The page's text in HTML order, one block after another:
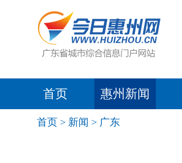
首页 惠州新闻
首页 > 新闻 > 广东